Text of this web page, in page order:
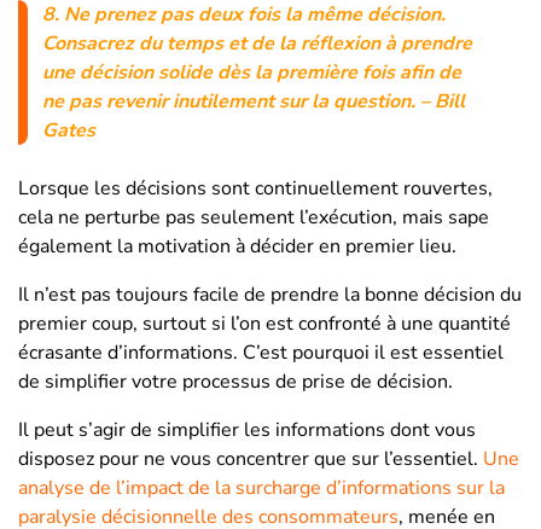
8. Ne prenez pas deux fois la même décision.
Consacrez du temps et de la réflexion à prendre
une décision solide dès la première fois afin de
ne pas revenir inutilement sur la question. – Bill
Gates
Lorsque les décisions sont continuellement rouvertes,
cela ne perturbe pas seulement l’exécution, mais sape
également la motivation à décider en premier lieu.
Il n’est pas toujours facile de prendre la bonne décision du
premier coup, surtout si l’on est confronté à une quantité
écrasante d’informations. C’est pourquoi il est essentiel
de simplifier votre processus de prise de décision.
Il peut s’agir de simplifier les informations dont vous
disposez pour ne vous concentrer que sur l’essentiel. Une
analyse de l’impact de la surcharge d’informations sur la
paralysie décisionnelle des consommateurs, menée en